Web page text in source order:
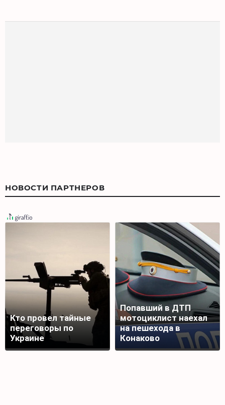
НОВОСТИ ПАРТНЕРОВ
Кто провел тайные
переговоры по
Украине
Попавший в ДТП
мотоциклист наехал
на пешехода в
Конаково